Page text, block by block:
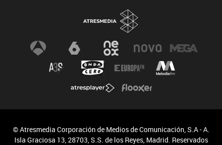
© Atresmedia Corporación de Medios de Comunicación, S.A - A.
Isla Graciosa 13, 28703, S.S. de los Reyes, Madrid. Reservados